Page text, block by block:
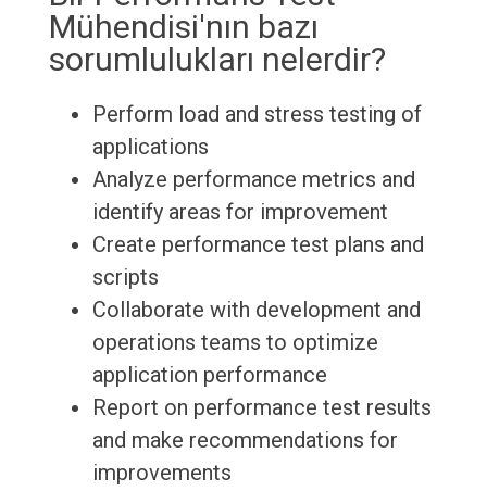
Mühendisi'nın bazı
sorumlulukları nelerdir?
Perform load and stress testing of
applications
Analyze performance metrics and
identify areas for improvement
Create performance test plans and
scripts
Collaborate with development and
operations teams to optimize
application performance
Report on performance test results
and make recommendations for
improvements